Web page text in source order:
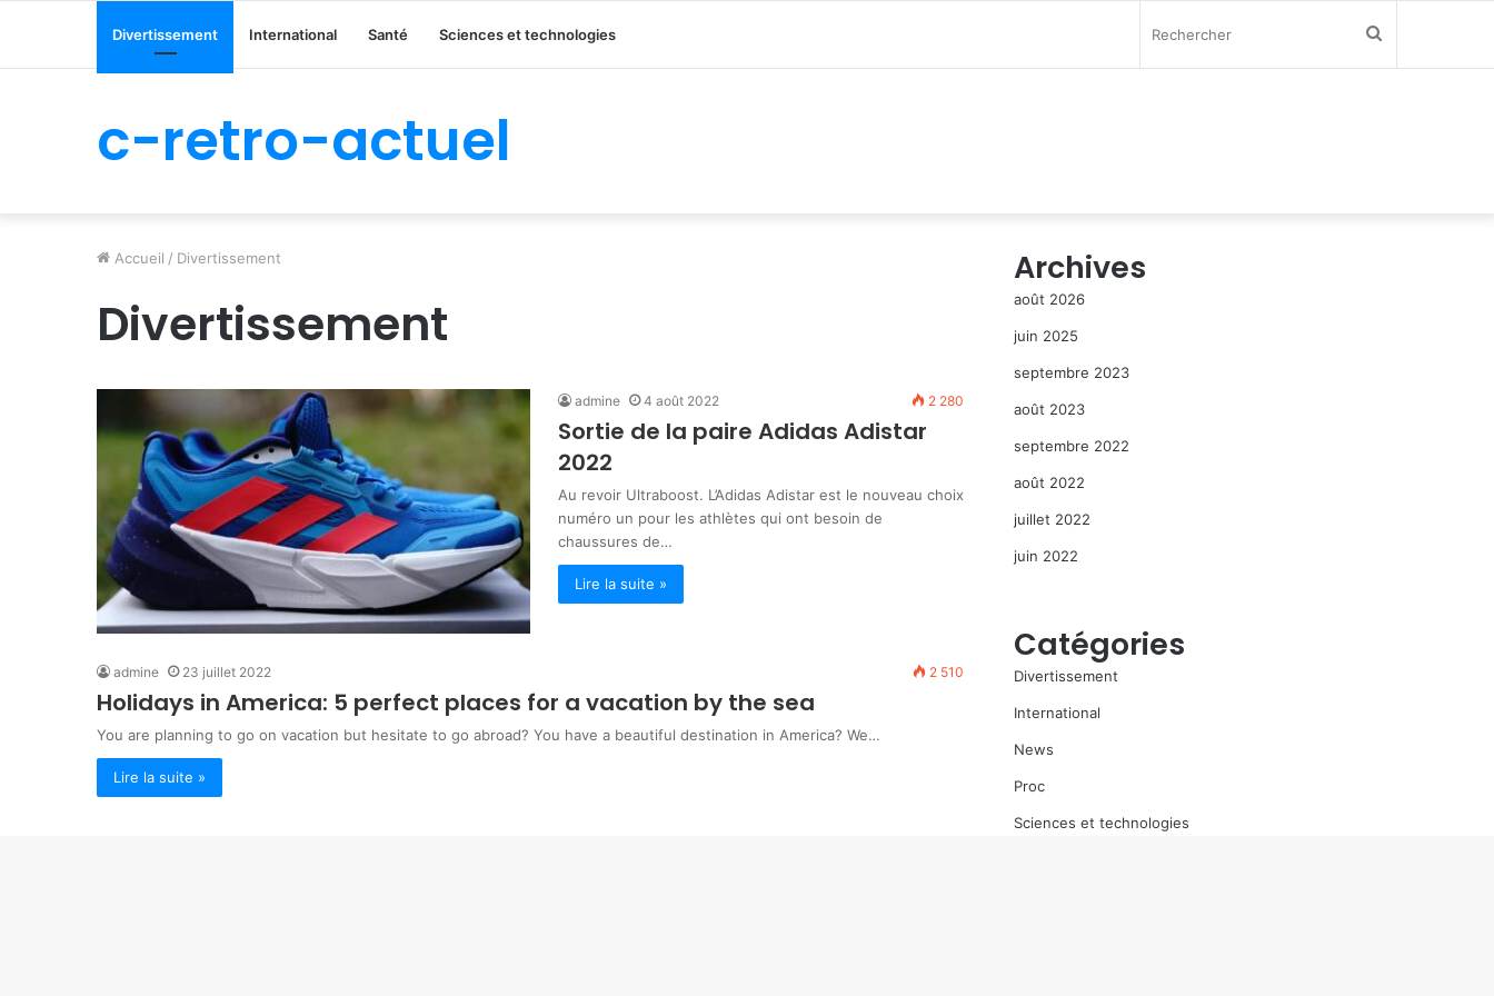
Divertissement International Santé Sciences et technologies
c-retro-actuel
Accueil / Divertissement
Divertissement
admine 4 août 2022 2 280
Sortie de la paire Adidas Adistar
2022
Au revoir Ultraboost. L’Adidas Adistar est le nouveau choix
numéro un pour les athlètes qui ont besoin de
chaussures de…
Lire la suite »
admine 23 juillet 2022 2 510
Holidays in America: 5 perfect places for a vacation by the sea
You are planning to go on vacation but hesitate to go abroad? You have a beautiful destination in America? We…
Lire la suite »
Archives
août 2026
juin 2025
septembre 2023
août 2023
septembre 2022
août 2022
juillet 2022
juin 2022
Catégories
Divertissement
International
News
Proc
Sciences et technologies